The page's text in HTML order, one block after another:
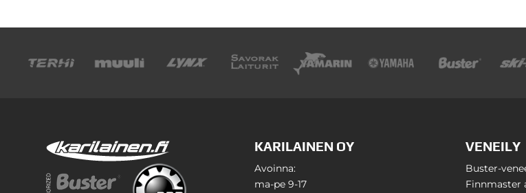
KARILAINEN OY
Avoinna:
ma-pe 9-17
VENEILY
Buster-
Finnmaster